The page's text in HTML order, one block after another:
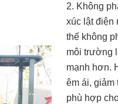
2. Không
xúc lật điện
thế không
môi trường
mạnh hơn.
êm ái, giảm
phù hợp